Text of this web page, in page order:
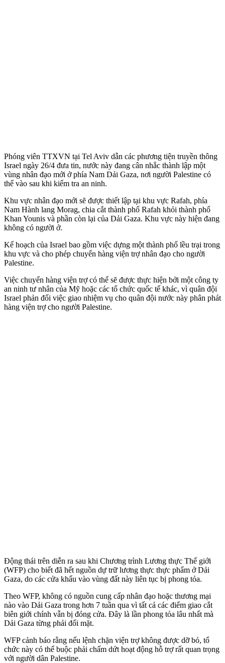
Phóng viên TTXVN tại Tel Aviv dẫn các phương tiện truyền thông
Israel ngày 26/4 đưa tin, nước này đang cân nhắc thành lập một
vùng nhân đạo mới ở phía Nam Dải Gaza, nơi người Palestine có
thể vào sau khi kiểm tra an ninh.
Khu vực nhân đạo mới sẽ được thiết lập tại khu vực Rafah, phía
Nam Hành lang Morag, chia cắt thành phố Rafah khỏi thành phố
Khan Younis và phần còn lại của Dải Gaza. Khu vực này hiện đang
không có người ở.
Kế hoạch của Israel bao gồm việc dựng một thành phố lều trại trong
khu vực và cho phép chuyển hàng viện trợ nhân đạo cho người
Palestine.
Việc chuyển hàng viện trợ có thể sẽ được thực hiện bởi một công ty
an ninh tư nhân của Mỹ hoặc các tổ chức quốc tế khác, vì quân đội
Israel phản đối việc giao nhiệm vụ cho quân đội nước này phân phát
hàng viện trợ cho người Palestine.
Động thái trên diễn ra sau khi Chương trình Lương thực Thế giới
(WFP) cho biết đã hết nguồn dự trữ lương thực thực phẩm ở Dải
Gaza, do các cửa khẩu vào vùng đất này liên tục bị phong tỏa.
Theo WFP, không có nguồn cung cấp nhân đạo hoặc thương mại
nào vào Dải Gaza trong hơn 7 tuần qua vì tất cả các điểm giao cắt
biên giới chính vẫn bị đóng cửa. Đây là lần phong tỏa lâu nhất mà
Dải Gaza từng phải đối mặt.
WFP cảnh báo rằng nếu lệnh chặn viện trợ không được dỡ bỏ, tổ
chức này có thể buộc phải chấm dứt hoạt động hỗ trợ rất quan trọng
với người dân Palestine.